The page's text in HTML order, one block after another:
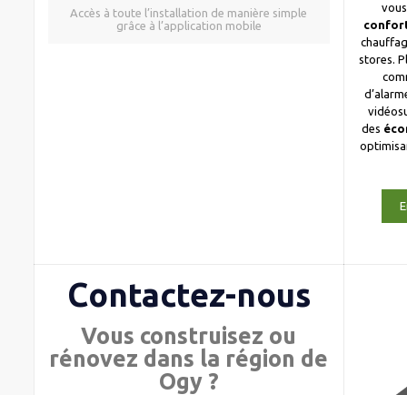
Accès à toute l’installation de manière simple
grâce à l’application mobile
stores.
des
Contactez-nous
Vous construisez ou
rénovez dans la région de
Ogy ?